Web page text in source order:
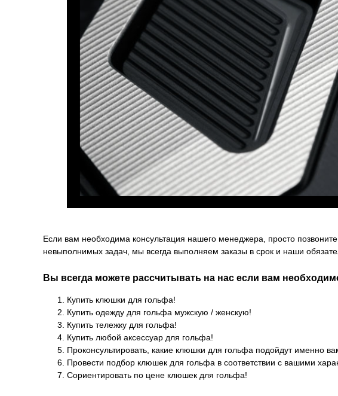
Если вам необходима консультация нашего менеджера, просто
невыполнимых задач, мы всегда выполняем заказы в срок и наши
Вы всегда можете рассчитывать на нас если вам
Купить клюшки для гольфа!
Купить одежду для гольфа мужскую / женскую!
Купить тележку для гольфа!
Купить любой аксессуар для гольфа!
Проконсультировать, какие клюшки для гольфа подойдут именно
Провести подбор клюшек для гольфа в соответствии с вашими
Сориентировать по цене клюшек для гольфа!